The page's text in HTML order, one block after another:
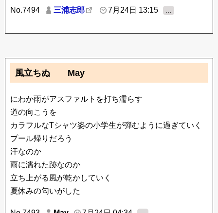
No.7494 三浦志郎 7月24日 13:15
風立ちぬ May
にわか雨がアスファルトを打ち濡らす
道の向こうを
カラフルなTシャツ姿の小学生が弾むように過ぎていく
プール帰りだろう
汗なのか
雨に濡れた跡なのか
立ち上がる風が乾かしていく
夏休みの匂いがした